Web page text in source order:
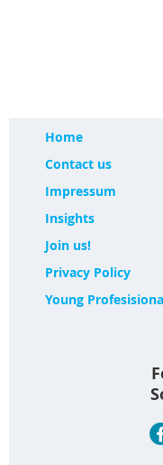
Home
Contact us
Impressum
Insights
Join us!
Privacy Policy
Young